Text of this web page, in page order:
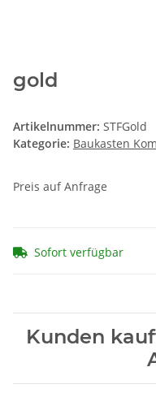
gold
Artikelnummer: STFGold
Kategorie: Baukasten
Preis auf Anfrage
Sofort verfügbar
Kunden